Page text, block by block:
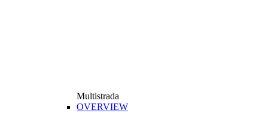
Multistrada
OVERVIEW